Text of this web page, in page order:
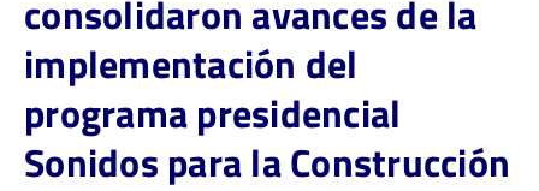
consolidaron avances de la
implementación del
programa presidencial
Sonidos para la Construcción